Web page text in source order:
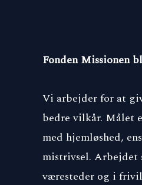
Fonden Missionen
Vi arbejder for at
bedre vilkår. Målet
med hjemløshed,
mistrivsel. Arbejdet
væresteder og i